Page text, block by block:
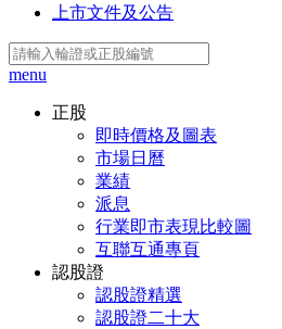
上市文件及公告
menu
正股
即時價格及圖表
市場日曆
業績
派息
行業即市表現比較圖
互聯互通專頁
認股證
認股證精選
認股證二十大